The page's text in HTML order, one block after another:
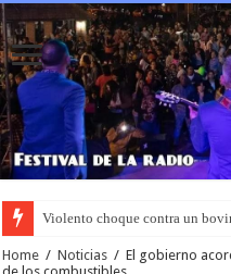
Violento choque contra un
Home / Noticias / El gobierno